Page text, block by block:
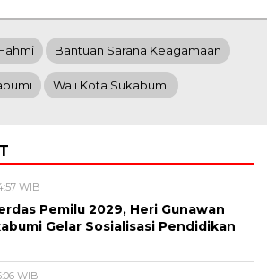
Bantuan Sarana Keagamaan
Wali Kota Sukabumi
WIB
Pemilu 2029, Heri Gunawan
Gelar Sosialisasi Pendidikan
WIB